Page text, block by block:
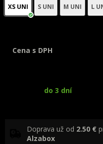
XS UNI
S UNI M UNI L
Cena s DPH
do 3 dní
Doprava už od 2.50 €
Alzabox